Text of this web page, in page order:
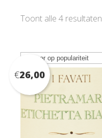
Toont alle 4 resultaten
€26,00